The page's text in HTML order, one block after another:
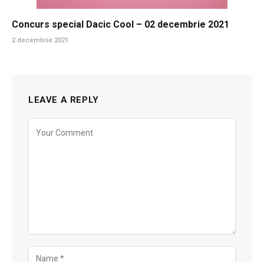
Concurs special Dacic Cool – 02 decembrie 2021
2 decembrie 2021
LEAVE A REPLY